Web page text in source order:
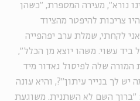
נורא", מעירה המספרת, "כשהן
צריכות להיפטר מהציוד
לקחתי, שמלת ערב יפהפייה
ביד עשוי. משהו יוצא מן הכלל",
שלה לפיסול גאדור מיד
יש לך בנייר עיתון"?, והיא עונה
"ברוך השם לא השתנית. משוגעת